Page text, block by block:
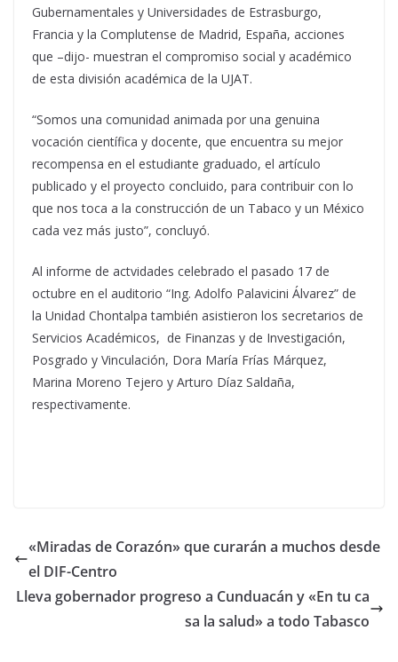
Gubernamentales y Universidades de Estrasburgo,
Francia y la Complutense de Madrid, España, acciones
que –dijo- muestran el compromiso social y académico
de esta división académica de la UJAT.
“Somos una comunidad animada por una genuina
vocación científica y docente, que encuentra su mejor
recompensa en el estudiante graduado, el artículo
publicado y el proyecto concluido, para contribuir con lo
que nos toca a la construcción de un Tabaco y un México
cada vez más justo”, concluyó.
Al informe de actvidades celebrado el pasado 17 de
octubre en el auditorio “Ing. Adolfo Palavicini Álvarez” de
la Unidad Chontalpa también asistieron los secretarios de
Servicios Académicos, de Finanzas y de Investigación,
Posgrado y Vinculación, Dora María Frías Márquez,
Marina Moreno Tejero y Arturo Díaz Saldaña,
respectivamente.
«Miradas de Corazón» que curarán a muchos desde
el DIF-Centro
Lleva gobernador progreso a Cunduacán y «En tu ca
sa la salud» a todo Tabasco